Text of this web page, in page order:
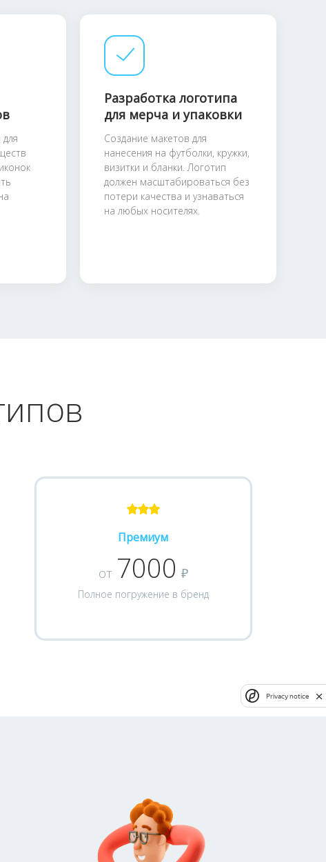
Разработка логотипа
для мерча и упаковки
Создание макетов для
нанесения на футболки, кружки,
визитки и бланки. Логотип
должен масштабироваться без
потери качества и узнаваться
на любых носителях.
Премиум
от 7000 ₽
Полное погружение в бренд
Privacy notice